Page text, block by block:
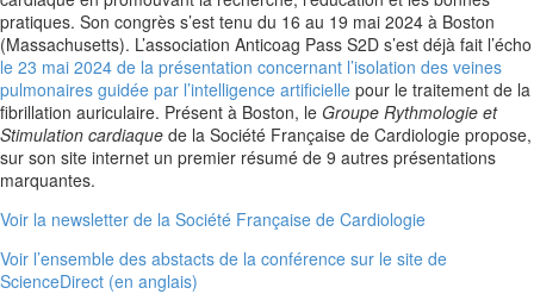
pratiques. Son congrès s’est tenu du 16 au 19 mai 2024 à Boston
(Massachusetts). L’association Anticoag Pass S2D s’est déjà fait l’écho
le 23 mai 2024 de la présentation concernant l’isolation des veines
pulmonaires guidée par l’intelligence artificielle pour le traitement de la
fibrillation auriculaire. Présent à Boston, le Groupe Rythmologie et
Stimulation cardiaque de la Société Française de Cardiologie propose,
sur son site internet un premier résumé de 9 autres présentations
marquantes.
Voir la newsletter de la Société Française de Cardiologie
Voir l’ensemble des abstacts de la conférence sur le site de
ScienceDirect (en anglais)